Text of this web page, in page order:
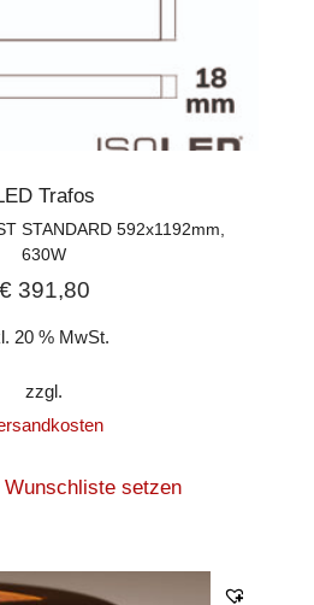
Trafos
STANDARD 592x1192mm,
630W
€391,80
20 % MwSt.
zzgl.
Wunschliste setzen